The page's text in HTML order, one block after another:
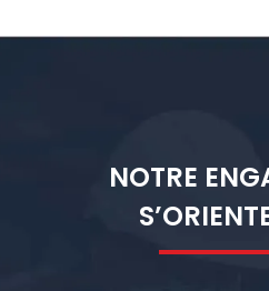
NOTRE